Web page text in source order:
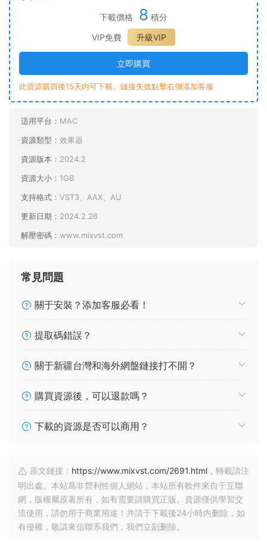
下載價格 8 積分
VIP免費
升級VIP
立即購買
此資源購買後15天内可下載。鏈接失效點擊右側添加客服
适用平台： MAC
資源類型： 效果器
資源版本： 2024.2
資源大小： 1GB
支持格式： VST3、AAX、AU
更新日期： 2024.2.26
解壓密碼： www.mixvst.com
常見問題
關于安裝？添加客服必看！
提取碼錯誤？
關于新疆台灣和海外網盤鏈接打不開？
購買資源後，可以退款嗎？
下載的資源是否可以商用？
原文鏈接： https://www.mixvst.com/2691.html ，轉載請注
明出處。本站爲非營利性個人網站，本站所有軟件來自于互聯
網，版權屬原著所有，如有需要請購買正版。資源僅供學習交
流使用，請勿用于商業用途！并請于下載後24小時内删除，如
有侵權，敬請來信聯系我們，我們立刻删除。